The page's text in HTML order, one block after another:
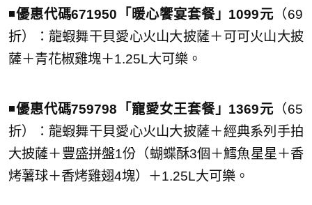
◾️優惠代碼671950「暖心饗宴套餐」1099元 （69
折）：龍蝦舞干貝愛心火山大披薩＋可可火山大披
薩＋青花椒雞塊＋1.25L大可樂。
◾️優惠代碼759798「寵愛女王套餐」1369元 （65
折）：龍蝦舞干貝愛心火山大披薩＋經典系列手拍
大披薩＋豐盛拼盤1份（蝴蝶酥3個＋鱈魚星星＋香
烤薯球＋香烤雞翅4塊）＋1.25L大可樂。